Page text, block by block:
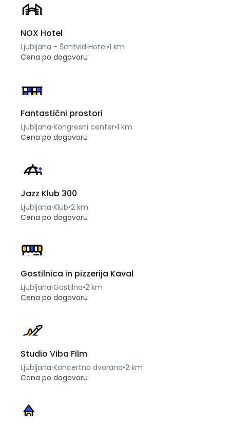
NOX Hotel
Ljubljana - Šentvid Hotel•1 km
Cena po dogovoru
Fantastični prostori
Ljubljana Kongresni center•1 km
Cena po dogovoru
Jazz Klub 300
Ljubljana Klub•2 km
Cena po dogovoru
Gostilnica in pizzerija Kaval
Ljubljana Gostilna•2 km
Cena po dogovoru
Studio Viba Film
Ljubljana Koncertna dvorana•2 km
Cena po dogovoru